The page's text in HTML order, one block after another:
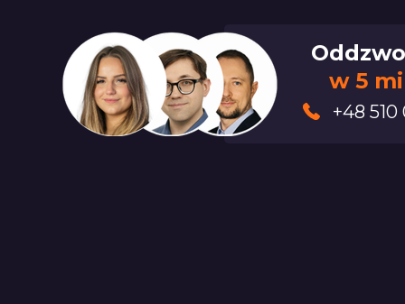
w 5
+48 510